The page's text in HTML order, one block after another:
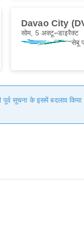
Davao City
सोम, 5 अक्टू॰डाइरैक्ट
सेबू
सूचना के इसमें बदलाव